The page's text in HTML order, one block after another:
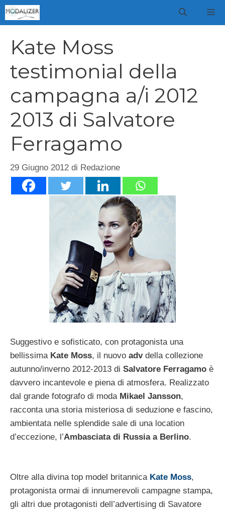
Vai
al
Kate Moss
testimonial della
campagna a/i 2012
2013 di Salvatore
Ferragamo
29 Giugno 2012 di Redazione
Suggestivo e sofisticato, con protagonista una
bellissima Kate Moss, il nuovo advdella collezione
autunno/inverno 2012-2013 di Salvatore Ferragamo è
davvero incantevole e piena di atmosfera. Realizzato
dal grande fotografo di moda Mikael Jansson,
racconta una storia misteriosa di seduzione e fascino,
ambientata nelle splendide sale di una location
d’eccezione, l’Ambasciata di Russia a Berlino.
Oltre alla divina top model britannica Kate Moss,
protagonista ormai di innumerevoli campagne stampa,
gli altri due protagonisti dell’advertising di Savatore